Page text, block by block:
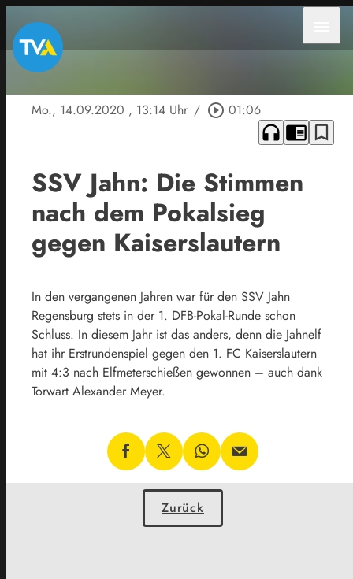
Mo., 14.09.2020 , 13:14 Uhr / play_circle_outline 01:06
headphones chrome_reader_mode bookmark_border
SSV Jahn: Die Stimmen
nach dem Pokalsieg
gegen Kaiserslautern
In den vergangenen Jahren war für den SSV Jahn
Regensburg stets in der 1. DFB-Pokal-Runde schon
Schluss. In diesem Jahr ist das anders, denn die Jahnelf
hat ihr Erstrundenspiel gegen den 1. FC Kaiserslautern
mit 4:3 nach Elfmeterschießen gewonnen – auch dank
Torwart Alexander Meyer.
Zurück